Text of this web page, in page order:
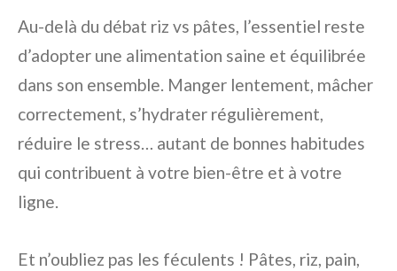
Au-delà du débat riz vs pâtes, l’essentiel reste
d’adopter une alimentation saine et équilibrée
dans son ensemble. Manger lentement, mâcher
correctement, s’hydrater régulièrement,
réduire le stress… autant de bonnes habitudes
qui contribuent à votre bien-être et à votre
ligne.
Et n’oubliez pas les féculents ! Pâtes, riz, pain,